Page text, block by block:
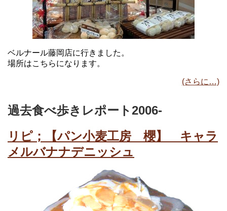
ベルナール藤岡店に行きました。
場所はこちらになります。
(さらに…)
過去食べ歩きレポート2006-
リピ；【パン小麦工房 櫻】 キャラ
メルバナナデニッシュ